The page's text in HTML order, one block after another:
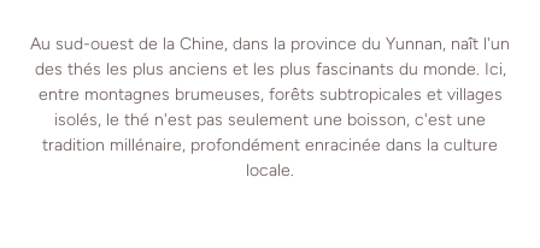
Au sud-ouest de la Chine, dans la province du Yunnan, naît l'un
des thés les plus anciens et les plus fascinants du monde. Ici,
entre montagnes brumeuses, forêts subtropicales et villages
isolés, le thé n'est pas seulement une boisson, c'est une
tradition millénaire, profondément enracinée dans la culture
locale.